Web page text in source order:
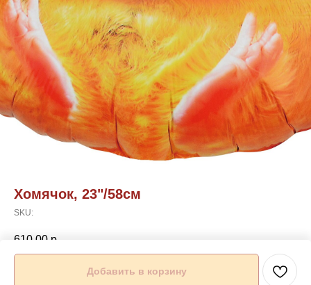
Хомячок, 23"/58см
SKU:
610,00 р.
Добавить в корзину